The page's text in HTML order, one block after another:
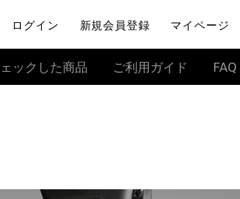
ログイン 新規会員登録 マイページ
ックした商品 ご利用ガイド FAQ